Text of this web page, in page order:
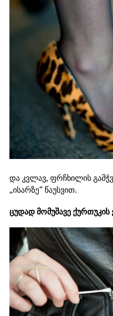
და კვლავ, ფრჩხილის
„ისარზე“ წაუსვით.
ცუდად მომუშავე